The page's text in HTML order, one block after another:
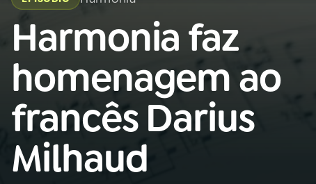
Buscar
na
Rádio
MEC
01INÍCIO
A RÁDIO
Harmonia faz
homenagem ao
francês Darius
Milhaud